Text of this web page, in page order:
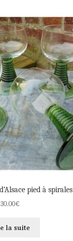
pied à spirales
30.00€
la suite